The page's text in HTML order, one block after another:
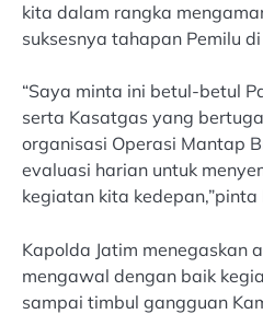
kita dalam rangka
suksesnya tahapan Pemilu
“Saya minta ini betul-betul
serta Kasatgas yang
organisasi Operasi Mantap
evaluasi harian untuk
kegiatan kita kedepan,”pinta
Kapolda Jatim menegaskan
mengawal dengan baik
sampai timbul gangguan